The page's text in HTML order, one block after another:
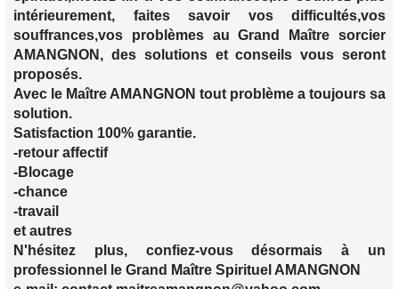
intérieurement, faites savoir vos difficultés,vos
souffrances,vos problèmes au Grand Maître sorcier
AMANGNON, des solutions et conseils vous seront
proposés.
Avec le Maître AMANGNON tout problème a toujours sa
solution.
Satisfaction 100% garantie.
-retour affectif
-Blocage
-chance
-travail
et autres
N'hésitez plus, confiez-vous désormais à un
professionnel le Grand Maître Spirituel AMANGNON